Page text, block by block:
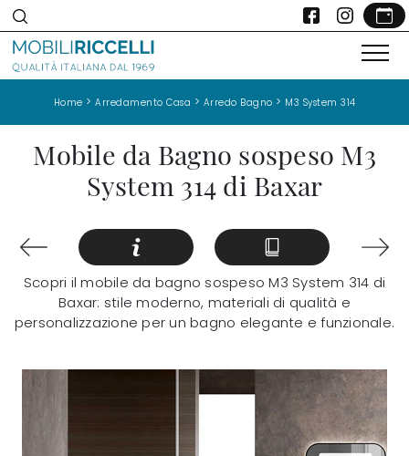
Home > Arredamento Casa > Arredo Bagno > M3 System 314
Mobile da Bagno sospeso M3
System 314 di Baxar
Scopri il mobile da bagno sospeso M3 System 314 di
Baxar: stile moderno, materiali di qualità e
personalizzazione per un bagno elegante e funzionale.